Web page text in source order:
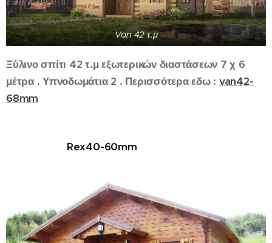
Van 42 τ.μ
Ξύλινο σπίτι 42 τ.μ εξωτερικών διαστάσεων 7 χ 6
μέτρα . Υπνοδωμάτια 2 . Περισσότερα εδω : van42-
68mm
Rex40-60mm